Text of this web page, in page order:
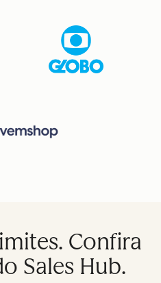
Confira
Sales Hub.